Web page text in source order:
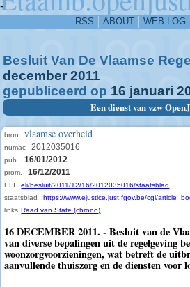
-
RSS ABOUT WEB LOG
Besluit Van De Vlaamse
december 2011
gepubliceerd op 16 januari
Een dienst van vzw
bron vlaamse overheid
numac 2012035016
pub. 16/01/2012
prom. 16/12/2011
ELI
eli/besluit/2011/12/16/2012035016/staatsblad
staatsblad
https://www.ejustice.just.fgov.be/cgi/
links Raad van State (chrono)
16 DECEMBER 2011. - Besluit van de
van diverse bepalingen uit de regelgeving
woonzorgvoorzieningen, wat betreft de
aanvullende thuiszorg en de diensten voor